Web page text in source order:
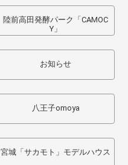
陸前高田発酵パーク「CAMOC
Y」
お知らせ
八王子omoya
宮城「サカモト」モデルハウス